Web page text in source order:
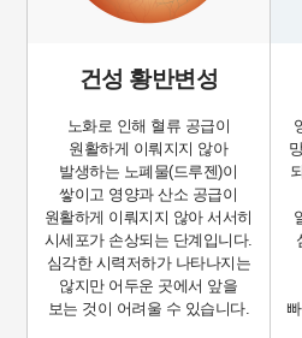
건성 황반변성
노화로 인해 혈류 공급이
원활하게 이뤄지지 않아
발생하는 노폐물(드루젠)이
쌓이고 영양과 산소 공급이
원활하게 이뤄지지 않아 서서히
시세포가 손상되는 단계입니다.
심각한 시력저하가 나타나지는
않지만 어두운 곳에서 앞을
보는 것이 어려울 수 있습니다.